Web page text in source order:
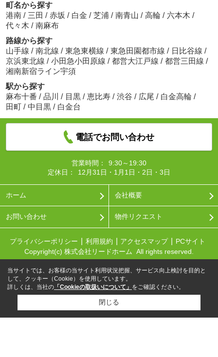
町名から探す
港南 / 三田 / 赤坂 / 白金 / 芝浦 / 南青山 / 高輪 / 六本木 /
代々木 / 南麻布
路線から探す
山手線 / 南北線 / 東急東横線 / 東急田園都市線 / 日比谷線 /
京浜東北線 / 小田急小田原線 / 都営大江戸線 / 都営三田線 /
湘南新宿ライン宇須
駅から探す
麻布十番 / 品川 / 目黒 / 恵比寿 / 渋谷 / 広尾 / 白金高輪 /
田町 / 中目黒 / 白金台
電話でお問い合わせ
営業時間：
9:30～19:30
定休日：
12月31日・1月1日・2日・3日
ホーム 会社概要
お問い合わせ 物件リクエスト
プライバシーポリシー 利用規約 アクセスマップ
PCサイト
Copyright(c) 株式会社リードホーム All rights reserved.
当サイトでは、お客様の当サイト利用状況把握、サービス向上検討を目的と
して、クッキー（Cookie）を使用しています。
詳しくは、当社の 「Cookieの取扱いについて」 をご確認ください。
閉じる